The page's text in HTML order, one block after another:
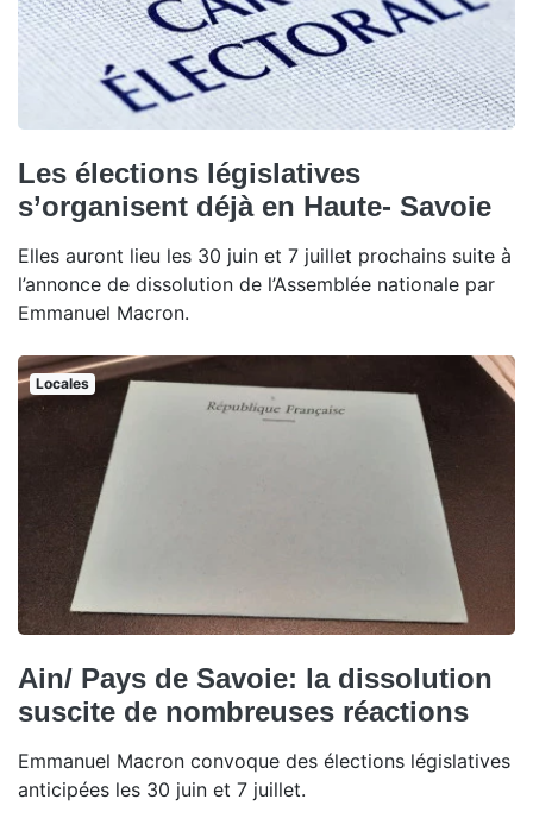
Les élections législatives
s’organisent déjà en Haute- Savoie
Elles auront lieu les 30 juin et 7 juillet prochains suite à
l’annonce de dissolution de l’Assemblée nationale par
Emmanuel Macron.
Locales
Ain/ Pays de Savoie: la dissolution
suscite de nombreuses réactions
Emmanuel Macron convoque des élections législatives
anticipées les 30 juin et 7 juillet.